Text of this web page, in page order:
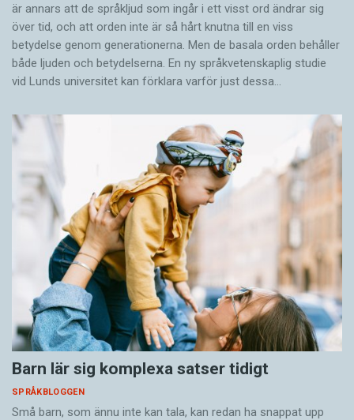
är annars att de språkljud som ingår i ett visst ord ändrar sig
över tid, och att orden inte är så hårt knutna till en viss
betydelse genom generationerna. Men de basala orden behåller
både ljuden och betydelserna. En ny språkvetenskaplig studie
vid Lunds universitet kan förklara varför just dessa…
Barn lär sig komplexa satser tidigt
SPRÅKBLOGGEN
Små barn, som ännu inte kan tala, kan redan ha snappat upp